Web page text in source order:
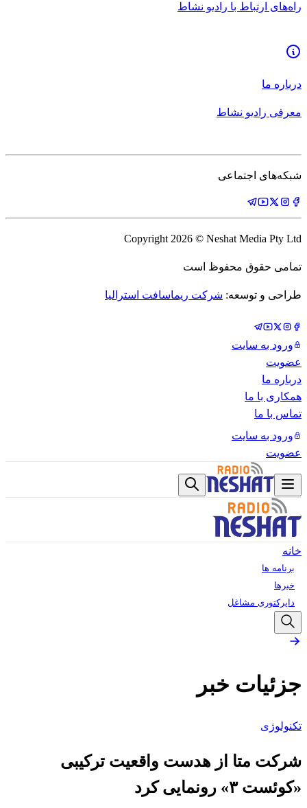
راه‌های ارتباط با رادیو نشاط
درباره ما
معرفی رادیو نشاط
شبکه‌های اجتماعی
Copyright 2026 © Neshat Media Pty Ltd
تمامی حقوق محفوظ است
طراحی و توسعه: شرکت ریماسافت استرالیا
ورود به سایت
عضویت
درباره ما
همکاری با ما
تماس با ما
ورود به سایت
عضویت
خانه
برنامه ها
خبرها
دایرکتوری مشاغل
جزئیات خبر
تکنولوژی
شرکت متا از هدست واقعیت ترکیبی
«کوئست ۳» رونمایی کرد